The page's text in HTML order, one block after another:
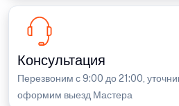
Консультация
Перезвоним с 9:00 до 21:00,
оформим выезд Мастера